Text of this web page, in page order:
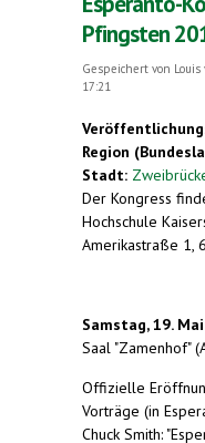
Pfingsten
Gespeichert von Louis
17:21
Region
Stadt:
Der Kongress
Hochschule
Amerikastraße 1,
Samstag, 19.
Saal "Zamenhof"
Offizielle
Vorträge (in
Chuck Smith: